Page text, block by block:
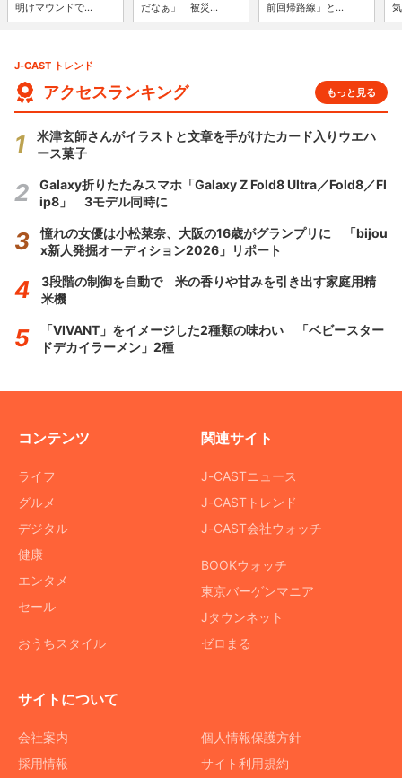
明けマウンドで...
だなぁ」 被災...
前回帰路線」と...
J-CAST トレンド
アクセスランキング もっと見る
米津玄師さんがイラストと文章を手がけたカード入りウエハ
ース菓子
Galaxy折りたたみスマホ「Galaxy Z Fold8 Ultra／Fold8／Fl
ip8」 3モデル同時に
憧れの女優は小松菜奈、大阪の16歳がグランプリに 「bijou
x新人発掘オーディション2026」リポート
3段階の制御を自動で 米の香りや甘みを引き出す家庭用精
米機
「VIVANT」をイメージした2種類の味わい 「ベビースター
ドデカイラーメン」2種
コンテンツ
ライフ
グルメ
デジタル
健康
エンタメ
セール
おうちスタイル
関連サイト
J-CASTニュース
J-CASTトレンド
J-CAST会社ウォッチ
BOOKウォッチ
東京バーゲンマニア
Jタウンネット
ゼロまる
サイトについて
会社案内
採用情報
個人情報保護方針
サイト利用規約